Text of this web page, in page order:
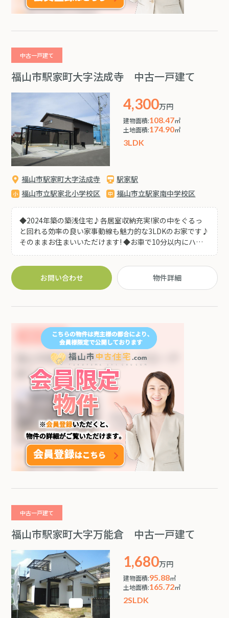
中古一戸建て
福山市駅家町大字法成寺 中古一戸建て
4,300万円
建物面積:108.47㎡
土地面積:174.90㎡
3LDK
福山市駅家町大字法成寺
駅家駅
福山市立駅家北小学校区
福山市立駅家南中学校区
◆2024年築の築浅住宅♪各居室収納充実!家の中をぐるっ
と回れる効率の良い家事動線も魅力的な3LDKのお家です♪
そのままお住まいいただけます! ◆お車で10分以内にハロ
ーズ南駅家店等 お買い物施設が多数あり!気軽にお出かけ
しやすい距離感です♪
お問い合わせ
物件詳細
中古一戸建て
福山市駅家町大字万能倉 中古一戸建て
1,680万円
建物面積:95.88㎡
土地面積:165.72㎡
2SLDK